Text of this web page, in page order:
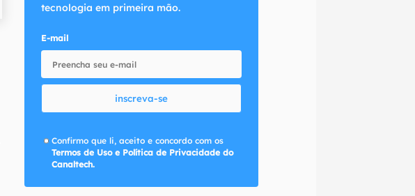
tecnologia em primeira mão.
E-mail
inscreva-se
Confirmo que li, aceito e concordo com os
Termos de Uso e Política de Privacidade do
Canaltech.